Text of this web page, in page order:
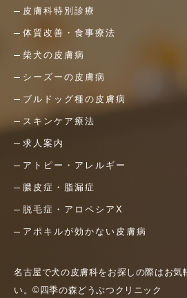
皮膚科特別診療
体質改善・食事療法
柴犬の皮膚病
シーズーの皮膚病
ブルドッグ種の皮膚病
スキンケア療法
求人案内
アトピー・アレルギー
膿皮症・脂漏症
脱毛症・アロペシアX
アポキルが効かない皮膚病
名古屋で犬の皮膚科をお探しの際はお気
い。©四季の森どうぶつクリニック